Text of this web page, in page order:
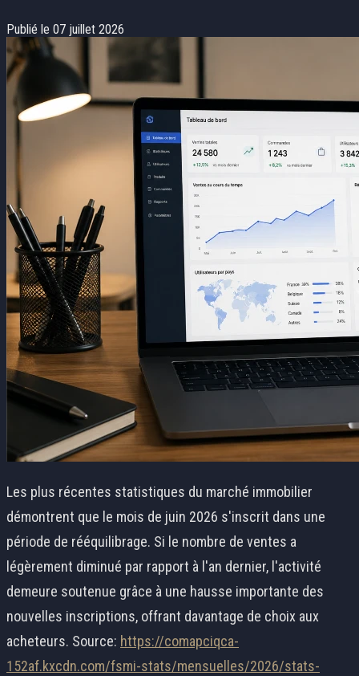
Publié le 07 juillet 2026
Les plus récentes statistiques du marché immobilier
démontrent que le mois de juin 2026 s'inscrit dans une
période de rééquilibrage. Si le nombre de ventes a
légèrement diminué par rapport à l'an dernier, l'activité
demeure soutenue grâce à une hausse importante des
nouvelles inscriptions, offrant davantage de choix aux
acheteurs. Source: https://comapciqca-
152af.kxcdn.com/fsmi-stats/mensuelles/2026/stats-